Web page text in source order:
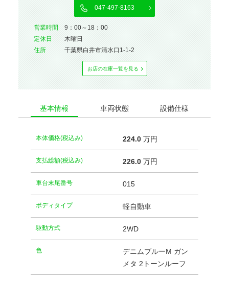
047-497-8163
営業時間
9：00～18：00
定休⽇
木曜日
住所
千葉県白井市清水口1-1-2
お店の在庫⼀覧を⾒る
基本情報 車両状態 設備仕様
本体価格(税込み) 224.0万円
支払総額(税込み) 226.0万円
車台末尾番号 015
ボディタイプ 軽自動車
駆動方式 2WD
⾊
デニムブルーM ガン
メタ 2トーンルーフ